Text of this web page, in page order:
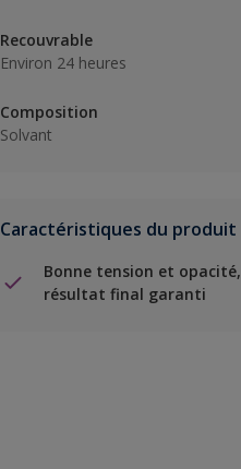
Recouvrable
Environ 24 heures
Composition
Solvant
Caractéristiques du produit
Bonne tension et opacité,
résultat final garanti